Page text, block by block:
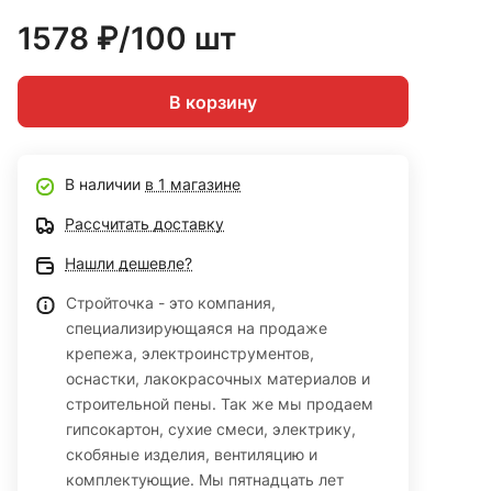
1578 ₽/100 шт
В корзину
В наличии в 1 магазине
Рассчитать доставку
Нашли дешевле?
Стройточка - это компания,
специализирующаяся на продаже
крепежа, электроинструментов,
оснастки, лакокрасочных материалов и
строительной пены. Так же мы продаем
гипсокартон, сухие смеси, электрику,
скобяные изделия, вентиляцию и
комплектующие. Мы пятнадцать лет